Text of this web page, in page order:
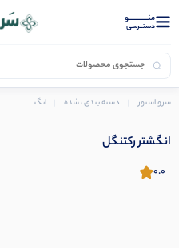
منــــــــــــو
دستــرسی
سرو استور دسته بندی نشده انگشتر رکتنگل
انگشتر رکتنگل
0.0